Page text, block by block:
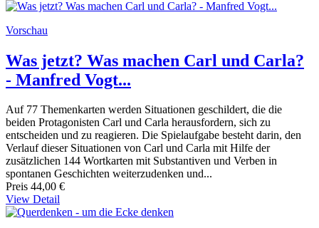
Vorschau
Was jetzt? Was machen Carl und Carla?
- Manfred Vogt...
Auf 77 Themenkarten werden Situationen geschildert, die die
beiden Protagonisten Carl und Carla herausfordern, sich zu
entscheiden und zu reagieren. Die Spielaufgabe besteht darin, den
Verlauf dieser Situationen von Carl und Carla mit Hilfe der
zusätzlichen 144 Wortkarten mit Substantiven und Verben in
spontanen Geschichten weiterzudenken und...
Preis 44,00 €
View Detail